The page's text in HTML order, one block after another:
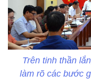
Trên tinh thần
làm rõ các bước